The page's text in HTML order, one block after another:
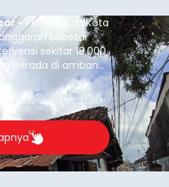
- Pemerintah Kota
sebesar
sekitar 18.000
berada di ambang
ini diambil
berada pada
agar tidak
Thu, 08/06/2026 - 21:31